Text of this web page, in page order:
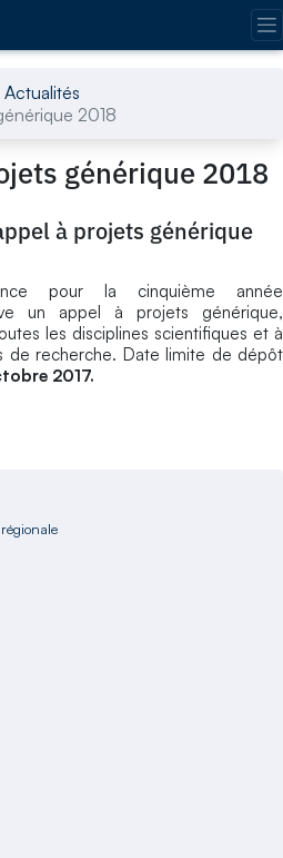
Actualités
2018
générique 2018
à projets générique
pour la cinquième année
un appel à projets générique,
les disciplines scientifiques et à
de recherche. Date limite de dépôt
2017.